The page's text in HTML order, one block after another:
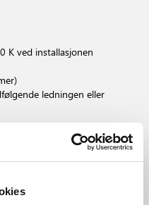
K ved installasjonen
ledningen eller
for veggdimmer